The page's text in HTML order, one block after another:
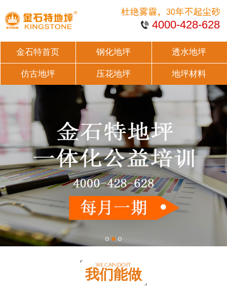
4000-428-628
金石特首页 钢化地坪 透水地坪
仿古地坪 压花地坪 地坪材料
我们能做